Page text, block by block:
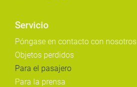
Servicio
Póngase en contacto con nosotros
Objetos perdidos
Para el pasajero
Para la prensa